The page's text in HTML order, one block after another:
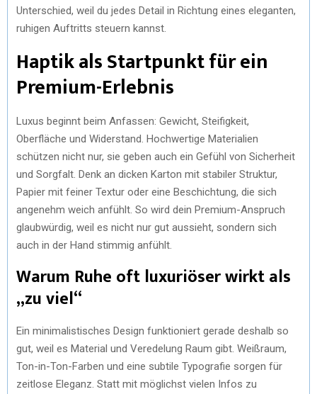
Unterschied, weil du jedes Detail in Richtung eines eleganten,
ruhigen Auftritts steuern kannst.
Haptik als Startpunkt für ein
Premium-Erlebnis
Luxus beginnt beim Anfassen: Gewicht, Steifigkeit,
Oberfläche und Widerstand. Hochwertige Materialien
schützen nicht nur, sie geben auch ein Gefühl von Sicherheit
und Sorgfalt. Denk an dicken Karton mit stabiler Struktur,
Papier mit feiner Textur oder eine Beschichtung, die sich
angenehm weich anfühlt. So wird dein Premium-Anspruch
glaubwürdig, weil es nicht nur gut aussieht, sondern sich
auch in der Hand stimmig anfühlt.
Warum Ruhe oft luxuriöser wirkt als
„zu viel“
Ein minimalistisches Design funktioniert gerade deshalb so
gut, weil es Material und Veredelung Raum gibt. Weißraum,
Ton-in-Ton-Farben und eine subtile Typografie sorgen für
zeitlose Eleganz. Statt mit möglichst vielen Infos zu